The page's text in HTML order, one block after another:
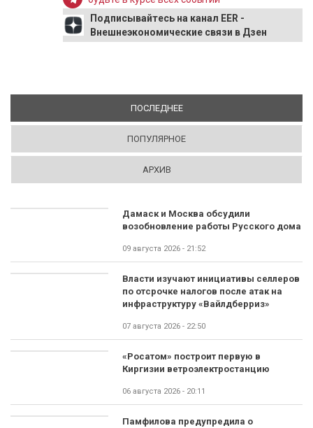
Подписывайтесь на канал EER -
Внешнеэкономические связи в Дзен
ПОСЛЕДНЕЕ(АКТИВНАЯ ВКЛАДКА)
ПОПУЛЯРНОЕ
АРХИВ
Дамаск и Москва обсудили
возобновление работы Русского дома
09 августа 2026 - 21:52
Власти изучают инициативы селлеров
по отсрочке налогов после атак на
инфраструктуру «Вайлдберриз»
07 августа 2026 - 22:50
«Росатом» построит первую в
Киргизии ветроэлектростанцию
06 августа 2026 - 20:11
Памфилова предупредила о